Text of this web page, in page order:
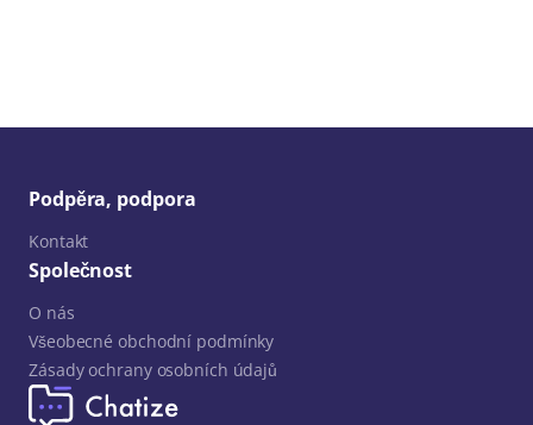
Podpěra, podpora
Kontakt
Společnost
O nás
Všeobecné obchodní podmínky
Zásady ochrany osobních údajů